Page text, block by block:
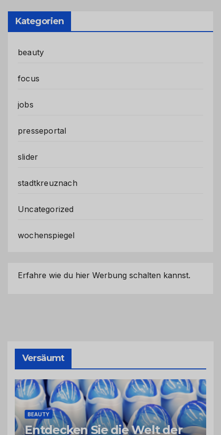
Kategorien
beauty
focus
jobs
presseportal
slider
stadtkreuznach
Uncategorized
wochenspiegel
Erfahre wie du hier Werbung schalten kannst.
Versäumt
BEAUTY
Entdecken Sie die Welt der